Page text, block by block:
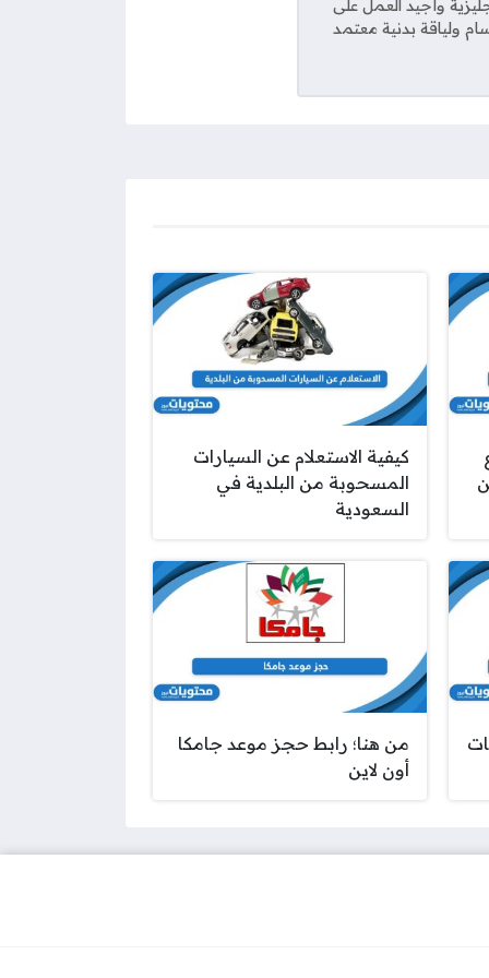
وأجيد العمل على
ولياقة بدنية معتمد
كيفية الاستعلام عن السيارات
المسحوبة من البلدية في
السعودية
من هنا؛ رابط حجز موعد جامكا
أون لاين